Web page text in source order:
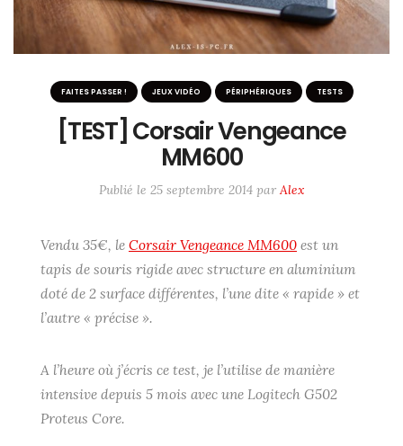
FAITES PASSER ! JEUX VIDÉO PÉRIPHÉRIQUES TESTS
[TEST] Corsair Vengeance
MM600
Publié le 25 septembre 2014 par Alex
Vendu 35€, le Corsair Vengeance MM600 est un
tapis de souris rigide avec structure en aluminium
doté de 2 surface différentes, l’une dite « rapide » et
l’autre « précise ».
A l’heure où j’écris ce test, je l’utilise de manière
intensive depuis 5 mois avec une Logitech G502
Proteus Core.